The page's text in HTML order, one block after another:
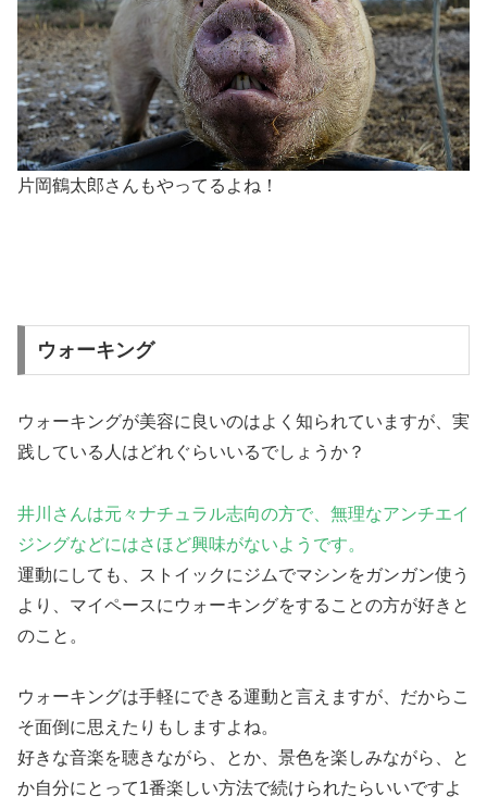
片岡鶴太郎さんもやってるよね！
ウォーキング
ウォーキングが美容に良いのはよく知られていますが、実
践している人はどれぐらいいるでしょうか？
井川さんは元々ナチュラル志向の方で、無理なアンチエイ
ジングなどにはさほど興味がないようです。
運動にしても、ストイックにジムでマシンをガンガン使う
より、マイペースにウォーキングをすることの方が好きと
のこと。
ウォーキングは手軽にできる運動と言えますが、だからこ
そ面倒に思えたりもしますよね。
好きな音楽を聴きながら、とか、景色を楽しみながら、と
か自分にとって1番楽しい方法で続けられたらいいですよ